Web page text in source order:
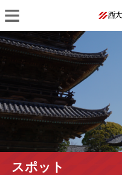
Skip
to
content
Primary
Menu
スポット